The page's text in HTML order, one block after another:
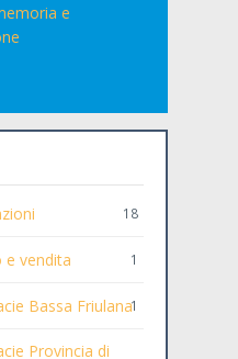
e
18
vendita 1
Bassa Friulana1
Provincia di